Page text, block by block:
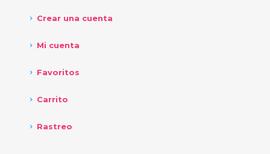
Crear una cuenta
Mi cuenta
Favoritos
Carrito
Rastreo